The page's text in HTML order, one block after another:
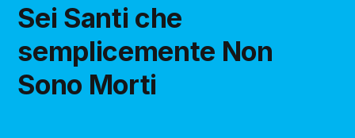
Sei Santi che
semplicemente Non
Sono Morti